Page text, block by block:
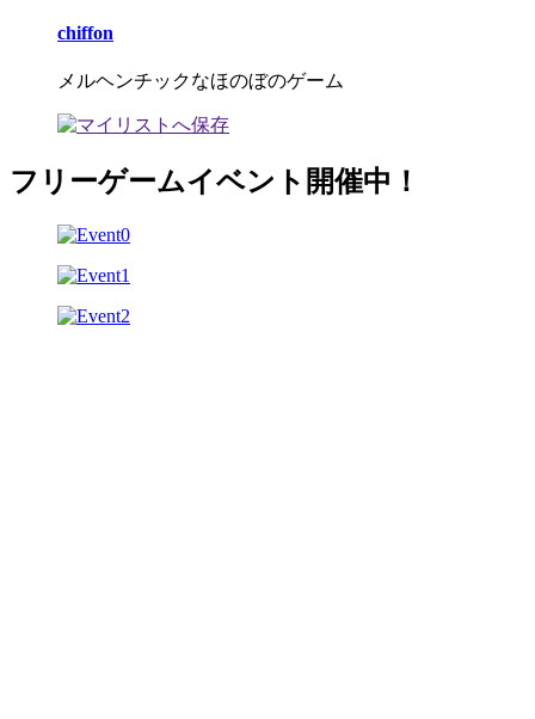
chiffon
メルヘンチックなほのぼのゲーム
フリーゲームイベント開催中！